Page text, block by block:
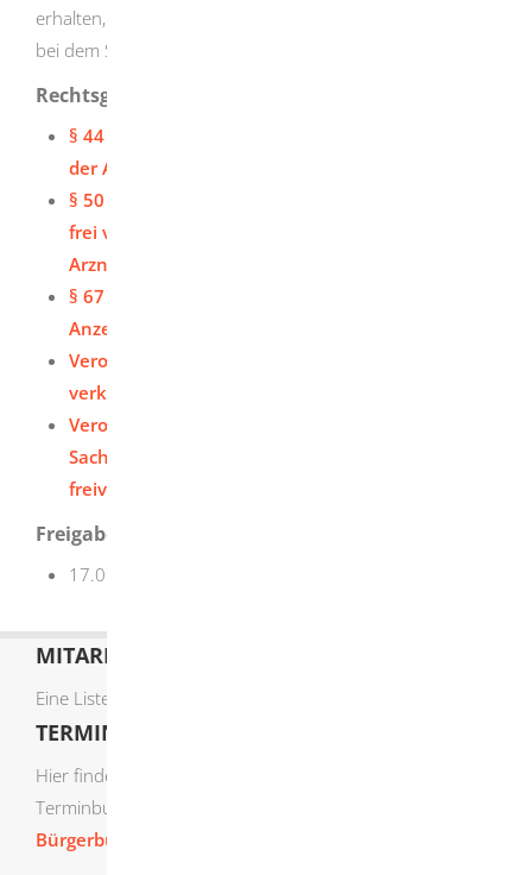
erhalten, wenden Sie sich an das Regierungspräsidium,
bei dem Sie Ihre Tätigkeit angezeigt haben.
Rechtsgrundlage
§ 44 Arzneimittelgesetz (AMG) (Ausnahme von
der Apothekenpflicht)
§ 50 Arzneimittelgesetz (AMG) (Einzelhandel mit
frei verkäuflichen
Arzneimitteln/Sachkundenachweis)
§ 67 Arzneimittelgesetz (AMG) (Allgemeine
Anzeigepflicht)
Verordnung über apothekenpflichtige und frei
verkäufliche Arzneimittel (AMVerkRV)
Verordnung über den Nachweis der
Sachkenntnis im Einzelhandel mit
freiverkäuflichen Arzneimitteln (AMSachKV)
Freigabevermerk
17.07.2026 Sozialministerium Baden-Württemberg
MITARBEITERLISTE
Eine Liste der Mitarbeiter von A-Z finden Sie
TERMIN ONLINE BUCHEN
Hier finden Sie die verfügbaren Sachgebiete zur Online-
Terminbuchung:
Bürgerbüro Termine online buchen